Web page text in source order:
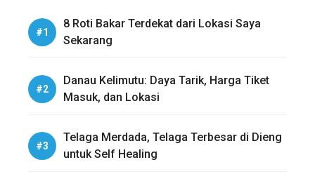
8 Roti Bakar Terdekat dari Lokasi Saya
Sekarang
Danau Kelimutu: Daya Tarik, Harga Tiket
Masuk, dan Lokasi
Telaga Merdada, Telaga Terbesar di Dieng
untuk Self Healing